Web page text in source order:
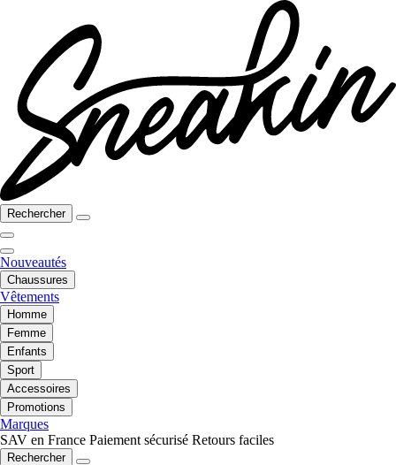
Rechercher
Nouveautés
Chaussures
Vêtements
Homme
Femme
Enfants
Sport
Accessoires
Promotions
Marques
SAV en France Paiement sécurisé Retours faciles
Rechercher